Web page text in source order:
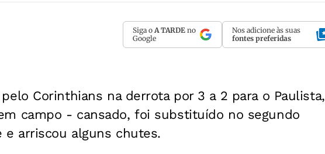
Siga o A TARDE no
Google
Nos adicione às suas
fontes preferidas
Corinthians na derrota por 3 a 2 para o Paulista,
campo - cansado, foi substituído no segundo
arriscou alguns chutes.